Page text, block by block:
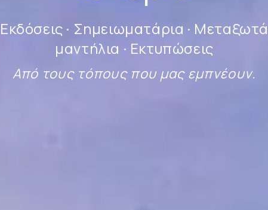
Εκδόσεις · Σημειωματάρια · Μεταξωτά
μαντήλια · Εκτυπώσεις
Από τους τόπους που μας εμπνέουν.